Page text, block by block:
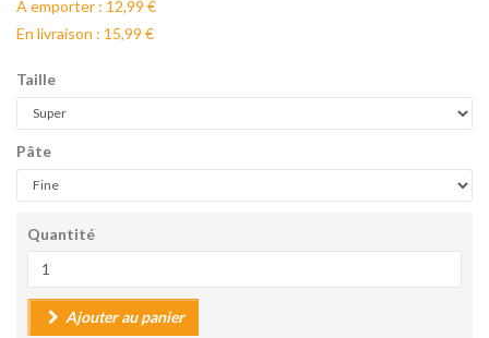
A emporter : 12,99 €
En livraison : 15,99 €
Taille
Pâte
Quantité
Ajouter au panier